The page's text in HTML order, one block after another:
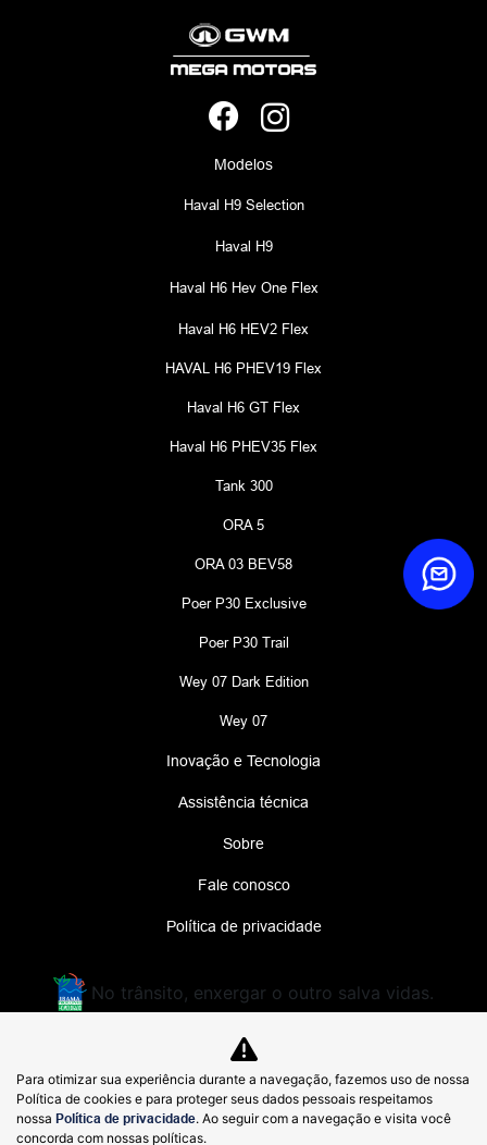
Modelos
Haval H9 Selection
Haval H9
Haval H6 Hev One Flex
Haval H6 HEV2 Flex
HAVAL H6 PHEV19 Flex
Haval H6 GT Flex
Haval H6 PHEV35 Flex
Tank 300
ORA 5
ORA 03 BEV58
Poer P30 Exclusive
Poer P30 Trail
Wey 07 Dark Edition
Wey 07
Inovação e Tecnologia
Assistência técnica
Sobre
Fale conosco
Política de privacidade
No trânsito, enxergar o outro salva vidas.
MEGA MOTORS LTDA.
48.926.541/0001-71
Para otimizar sua experiência durante a navegação, fazemos uso de nossa
Política de cookies e para proteger seus dados pessoais respeitamos
nossa Política de privacidade. Ao seguir com a navegação e visita você
concorda com nossas políticas.